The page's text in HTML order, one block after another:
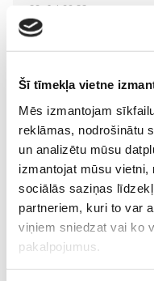
Šī tīmekļa vietne
Mēs izmantojam
reklāmas, nodrošinātu
un analizētu mūsu
izmantojat mūsu
sociālās saziņas
partneriem, kuri to var
viņiem sniedzat vai ko
pakalpojumus.
20. Jul 09:33
Mazulis
23. May 09:55